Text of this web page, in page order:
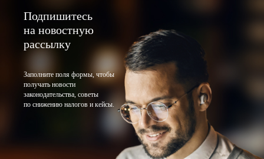
Подпишитесь
на новостную
рассылку
Заполните поля формы, чтобы
получать новости
законодательства, советы
по снижению налогов и кейсы.